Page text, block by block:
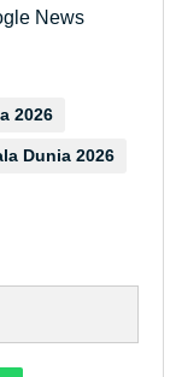
News
2026
Dunia 2026